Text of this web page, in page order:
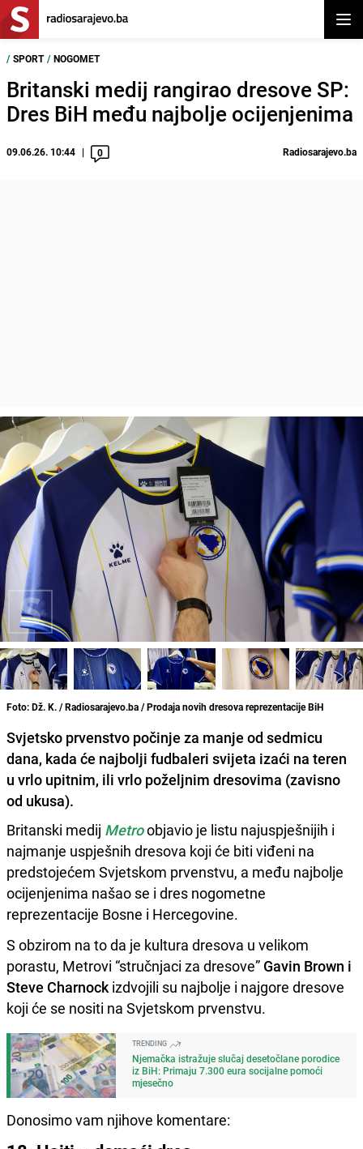
/ SPORT / NOGOMET
Britanski medij rangirao dresove SP:
Dres BiH među najbolje ocijenjenima
09.06.26. 10:44 0 Radiosarajevo.ba
Foto: Dž. K. / Radiosarajevo.ba / Prodaja novih dresova reprezentacije BiH
Svjetsko prvenstvo počinje za manje od sedmicu
dana, kada će najbolji fudbaleri svijeta izaći na teren
u vrlo upitnim, ili vrlo poželjnim dresovima (zavisno
od ukusa).
Britanski medij Metroobjavio je listu najuspješnijih i
najmanje uspješnih dresova koji će biti viđeni na
predstojećem Svjetskom prvenstvu, a među najbolje
ocijenjenima našao se i dres nogometne
reprezentacije Bosne i Hercegovine.
S obzirom na to da je kultura dresova u velikom
porastu, Metrovi “stručnjaci za dresove” Gavin Brown i
Steve Charnockizdvojili su najbolje i najgore dresove
koji će se nositi na Svjetskom prvenstvu.
TRENDING
Njemačka istražuje slučaj desetočlane porodice
iz BiH: Primaju 7.300 eura socijalne pomoći
mjesečno
Donosimo vam njihove komentare: